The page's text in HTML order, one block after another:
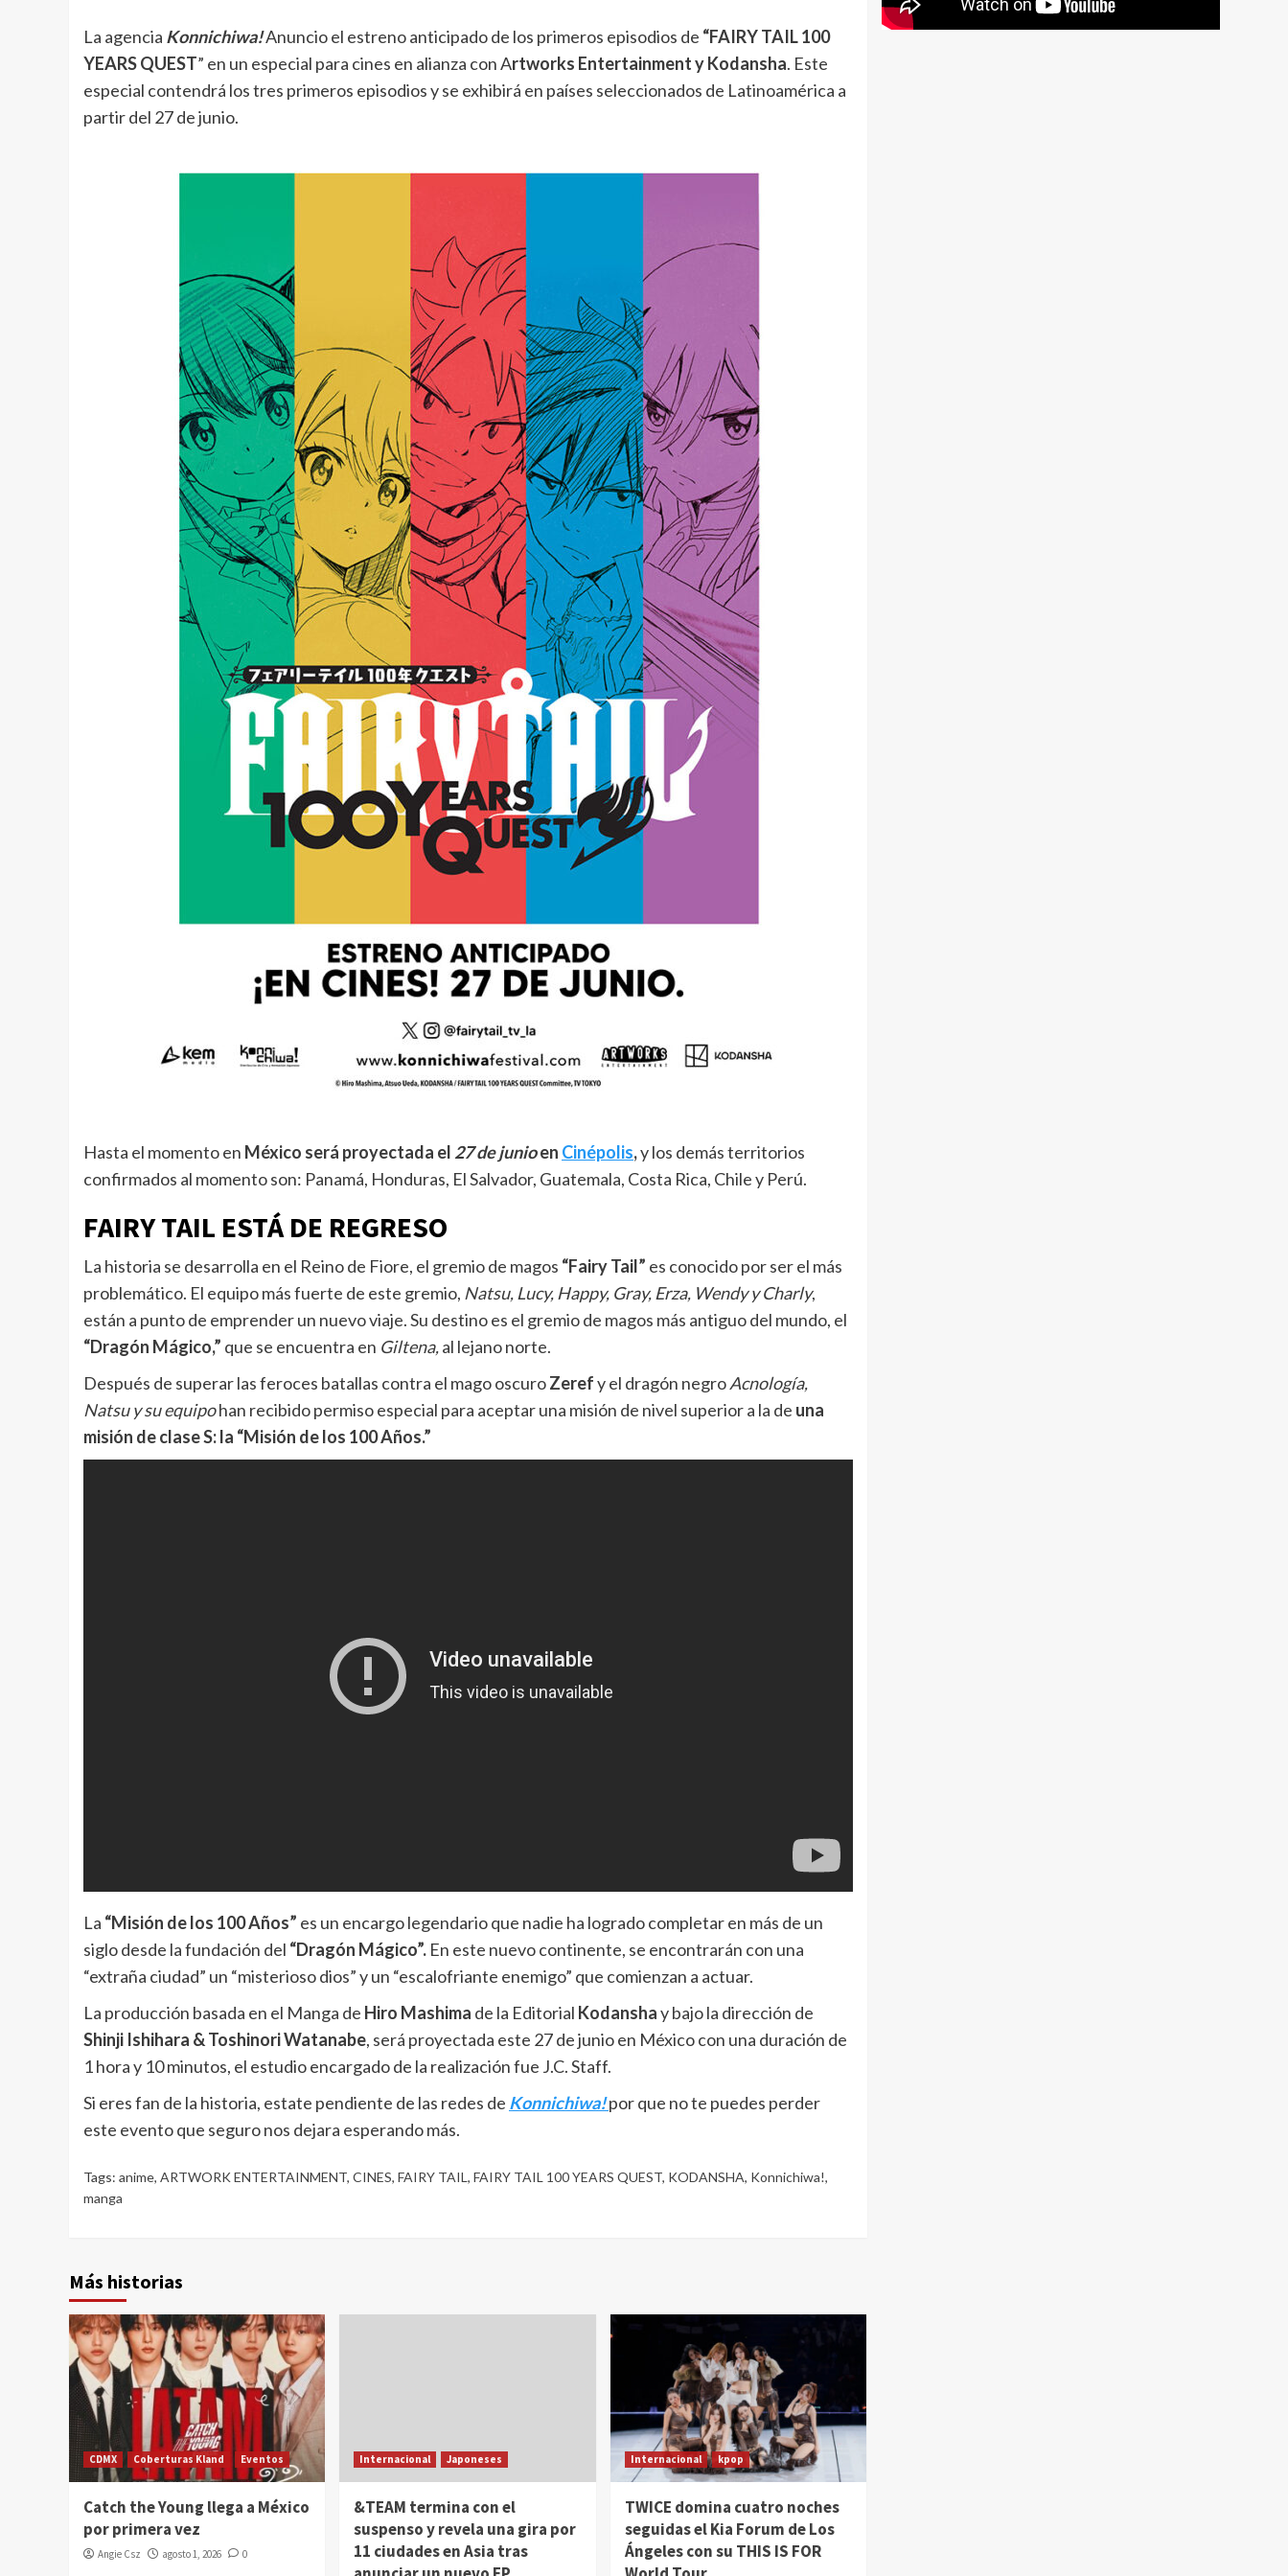
La agencia Konnichiwa!Anuncio el estreno anticipado de los primeros episodios de “FAIRY TAIL 100
YEARS QUEST” en un especial para cines en alianza con Artworks Entertainment y Kodansha. Este
especial contendrá los tres primeros episodios y se exhibirá en países seleccionados de Latinoamérica a
partir del 27 de junio.
Hasta el momento en México será proyectada el 27 de junioen Cinépolis,y los demás territorios
confirmados al momento son: Panamá, Honduras, El Salvador, Guatemala, Costa Rica, Chile y Perú.
FAIRY TAIL ESTÁ DE REGRESO
La historia se desarrolla en el Reino de Fiore, el gremio de magos “Fairy Tail” es conocido por ser el más
problemático. El equipo más fuerte de este gremio, Natsu, Lucy, Happy, Gray, Erza, Wendy y Charly,
están a punto de emprender un nuevo viaje. Su destino es el gremio de magos más antiguo del mundo, el
“Dragón Mágico,” que se encuentra en Giltena,al lejano norte.
Después de superar las feroces batallas contra el mago oscuroZerefy el dragón negroAcnología,
Natsu y su equipohan recibido permiso especial para aceptar una misión de nivel superior a la de una
misión de clase S: la “Misión de los 100 Años.”
La “Misión de los 100 Años” es un encargo legendario que nadie ha logrado completar en más de un
siglo desde la fundación del “Dragón Mágico”. En este nuevo continente, se encontrarán con una
“extraña ciudad” un “misterioso dios” y un “escalofriante enemigo” que comienzan a actuar.
La producción basada en el Manga de Hiro Mashima de la Editorial Kodanshay bajo la dirección de
Shinji Ishihara & Toshinori Watanabe, será proyectada este 27 de junio en México con una duración de
1 hora y 10 minutos, el estudio encargado de la realización fue J.C. Staff.
Si eres fan de la historia, estate pendiente de las redes de Konnichiwa!por que no te puedes perder
este evento que seguro nos dejara esperando más.
Tags: anime, ARTWORK ENTERTAINMENT, CINES, FAIRY TAIL, FAIRY TAIL 100 YEARS QUEST, KODANSHA, Konnichiwa!,
manga
Más historias
CDMX Coberturas Kland Eventos
Catch the Young llega a México
por primera vez
Angie Csz agosto 1, 2026 0
Internacional Japoneses
&TEAM termina con el
suspenso y revela una gira por
11 ciudades en Asia tras
Internacional kpop
TWICE domina cuatro noches
seguidas el Kia Forum de Los
Ángeles con su THIS IS FOR